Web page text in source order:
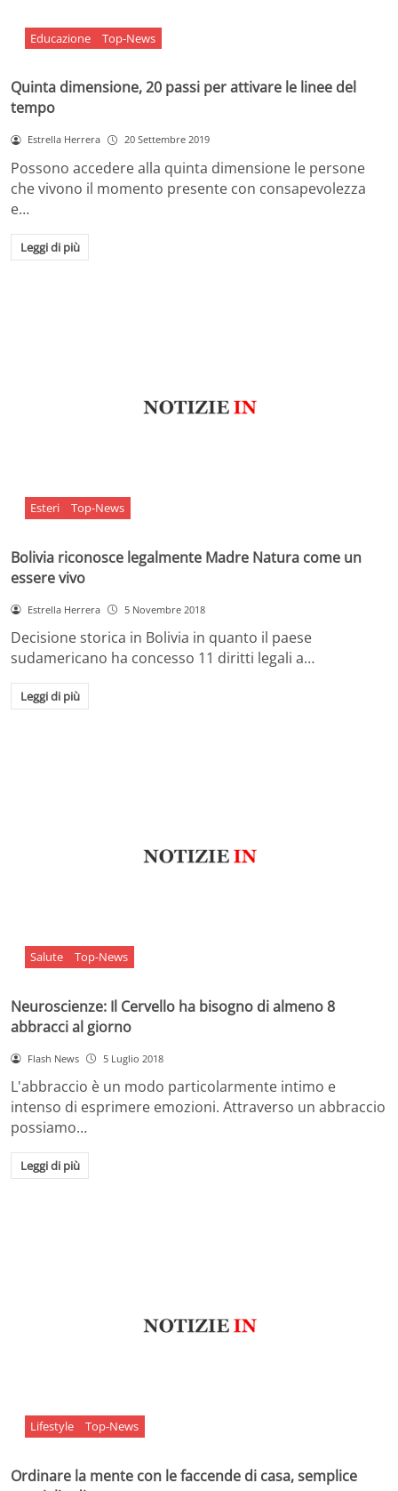
Educazione Top-News
Quinta dimensione, 20 passi per attivare le linee del
tempo
Estrella Herrera 20 Settembre 2019
Possono accedere alla quinta dimensione le persone
che vivono il momento presente con consapevolezza
e…
Leggi di più
Esteri Top-News
Bolivia riconosce legalmente Madre Natura come un
essere vivo
Estrella Herrera 5 Novembre 2018
Decisione storica in Bolivia in quanto il paese
sudamericano ha concesso 11 diritti legali a…
Leggi di più
Salute Top-News
Neuroscienze: Il Cervello ha bisogno di almeno 8
abbracci al giorno
Flash News 5 Luglio 2018
L'abbraccio è un modo particolarmente intimo e
intenso di esprimere emozioni. Attraverso un abbraccio
possiamo…
Leggi di più
Lifestyle Top-News
Ordinare la mente con le faccende di casa, semplice